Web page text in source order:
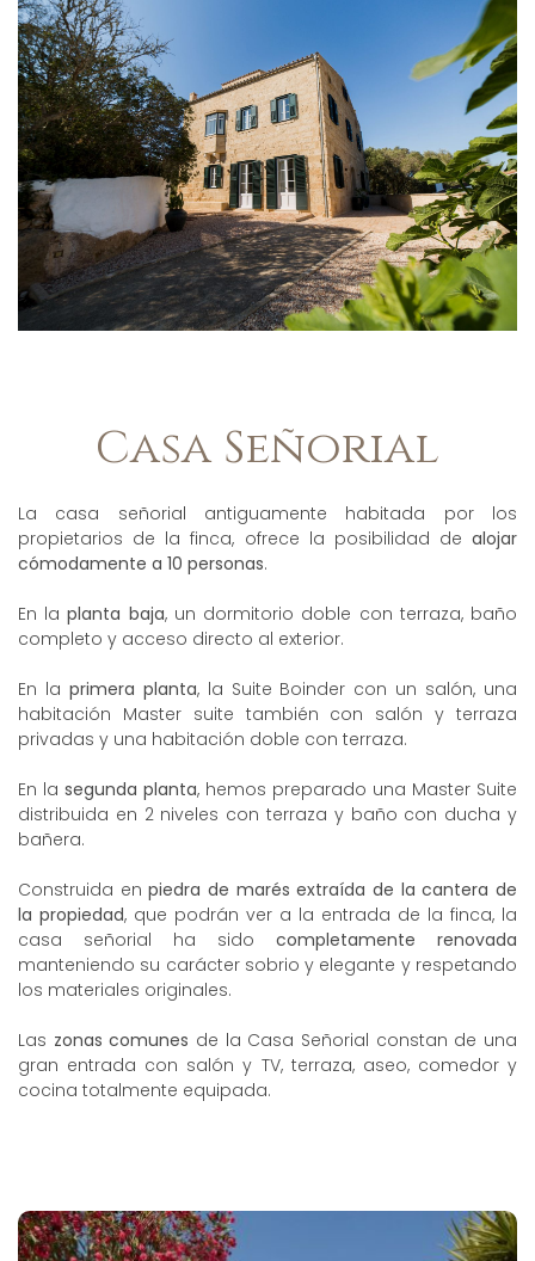
Casa Señorial
La casa señorial antiguamente habitada por los
propietarios de la finca, ofrece la posibilidad de alojar
cómodamente a 10 personas.
En laplanta baja, un dormitorio doble con terraza, baño
completo y acceso directo al exterior.
En la primera planta, la Suite Boinder con un salón, una
habitación Master suite también con salón y terraza
privadas y una habitación doble con terraza.
En la segunda planta, hemos preparado una Master Suite
distribuida en 2 niveles con terraza y baño con ducha y
bañera.
Construida enpiedra de marés extraída de la cantera de
la propiedad, que podrán ver a la entrada de la finca, la
casa señorial ha sido completamente renovada
manteniendo su carácter sobrio y elegante y respetando
los materiales originales.
Las zonas comunes de la Casa Señorial constan de una
gran entrada con salón y TV, terraza, aseo, comedor y
cocina totalmente equipada.